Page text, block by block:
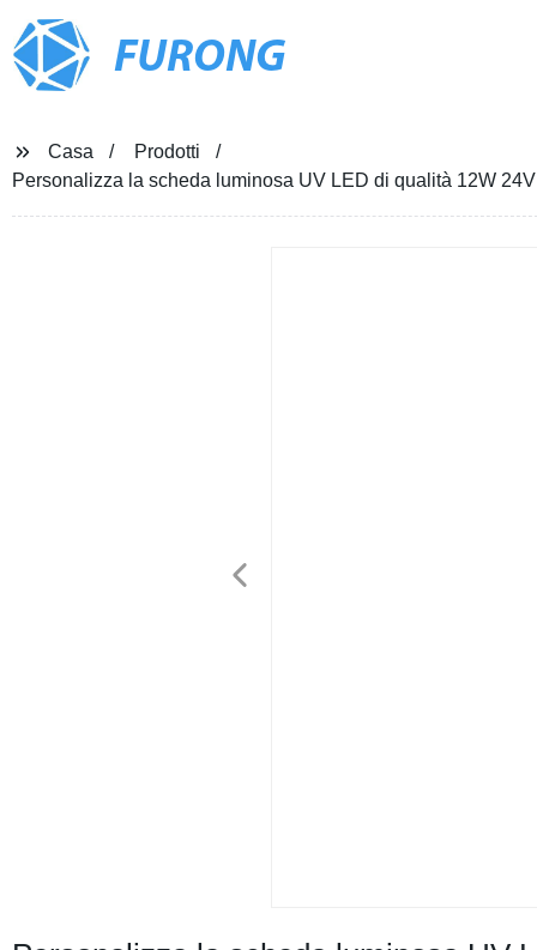
FURONG
Casa
Prodotti
Personalizza la scheda luminosa UV LED di qualità 12W